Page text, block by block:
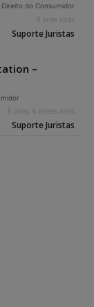
Direito do Consumidor
8 anos atrás
Suporte Juristas
–
8 anos, 6 meses atrás
Suporte Juristas